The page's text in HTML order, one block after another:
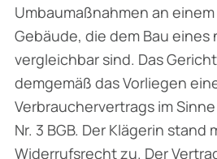
Umbaumaßnahmen an
Gebäude, die dem Bau
vergleichbar sind. Das
demgemäß das Vorliegen
Verbrauchervertrags im Sinne
Nr. 3 BGB. Der Klägerin stand
Widerrufsrecht zu. Der